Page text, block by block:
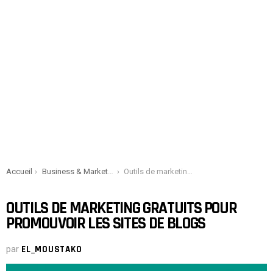
You are here:
Accueil Business & Marketing Outils de marketing gratuits pour promouvoir les sites de blogs
OUTILS DE MARKETING GRATUITS POUR
PROMOUVOIR LES SITES DE BLOGS
par EL_MOUSTAKO